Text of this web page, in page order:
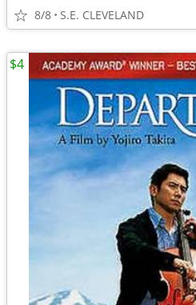
8/8 S.E. CLEVELAND
$4